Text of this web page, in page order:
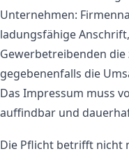
Unternehmen:
ladungsfähige
Gewerbetreibenden
gegebenenfalls die
Das Impressum muss
auffindbar und
Die Pflicht betrifft nicht